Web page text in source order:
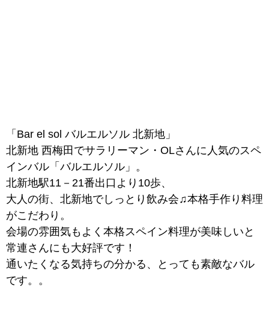
「Bar el sol バルエルソル 北新地」
北新地 西梅田でサラリーマン・OLさんに人気のスペ
インバル「バルエルソル」。
北新地駅11－21番出口より10歩、
大人の街、北新地でしっとり飲み会♫本格手作り料理
がこだわり。
会場の雰囲気もよく本格スペイン料理が美味しいと
常連さんにも大好評です！
通いたくなる気持ちの分かる、とっても素敵なバル
です。。